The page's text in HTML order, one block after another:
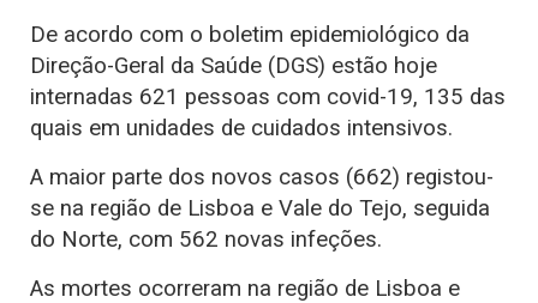
De acordo com o boletim epidemiológico da
Direção-Geral da Saúde (DGS) estão hoje
internadas 621 pessoas com covid-19, 135 das
quais em unidades de cuidados intensivos.
A maior parte dos novos casos (662) registou-
se na região de Lisboa e Vale do Tejo, seguida
do Norte, com 562 novas infeções.
As mortes ocorreram na região de Lisboa e